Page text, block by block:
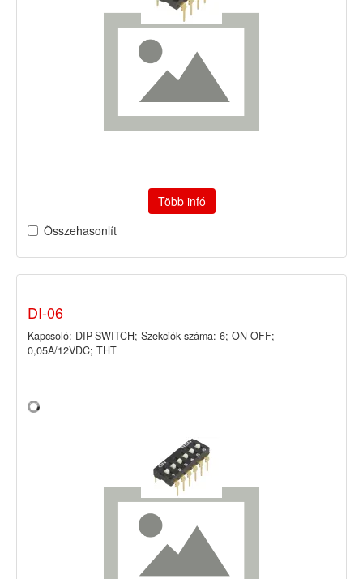
Több infó
Összehasonlít
DI-06
Kapcsoló: DIP-SWITCH; Szekciók száma: 6; ON-OFF;
0,05A/12VDC; THT